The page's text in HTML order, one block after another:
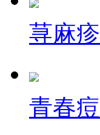
荨麻疹
青春痘